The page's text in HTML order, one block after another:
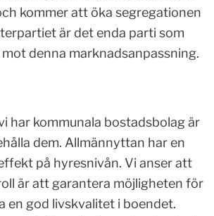
kommer att öka segregationen
är det enda parti som
denna marknadsanpassning.
har kommunala bostadsbolag är
dem. Allmännyttan har en
på hyresnivån. Vi anser att
är att garantera möjligheten för
en god livskvalitet i boendet.